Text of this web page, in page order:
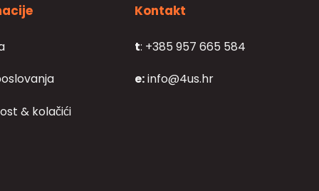
& kolačići
Kontakt
t: +385 957 665 584
e:info@4us.hr